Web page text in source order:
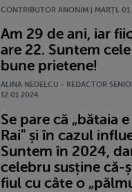
CONTRIBUTOR ANONIM | MARŢI,
Am 29 de ani, iar
are 22. Suntem
bune prietene!
ALINA NEDELCU - REDACTOR
12.01.2024
Se pare că „bătaia
Rai" și în cazul
Suntem în 2024,
celebru susține că-
fiul cu câte o